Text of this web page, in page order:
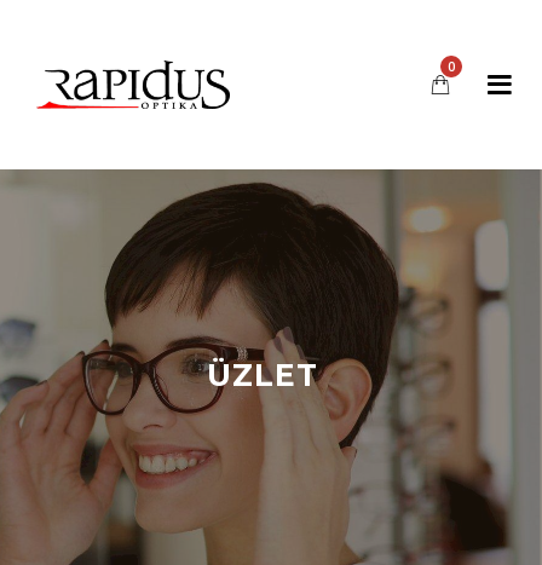
0
ÜZLET